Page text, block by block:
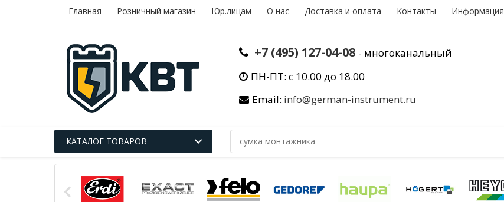
Главная Розничный магазин Юр.лицам О нас Доставка и оплата Контакты Информация
+7 (495) 127-04-08 - многоканальный
ПН-ПТ: с 10.00 до 18.00
Email: info@german-instrument.ru
КАТАЛОГ ТОВАРОВ